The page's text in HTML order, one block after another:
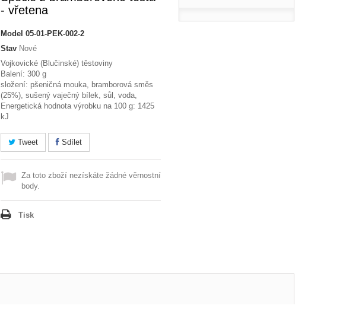
- vřetena
Model 05-01-PEK-002-2
Stav Nové
Vojkovické (Blučinské) těstoviny
Balení: 300 g
složení: pšeničná mouka, bramborová směs
(25%), sušený vaječný bílek, sůl, voda,
Energetická hodnota výrobku na 100 g: 1425
kJ
Tweet Sdílet
Za toto zboží nezískáte žádné věrnostní
body.
Tisk